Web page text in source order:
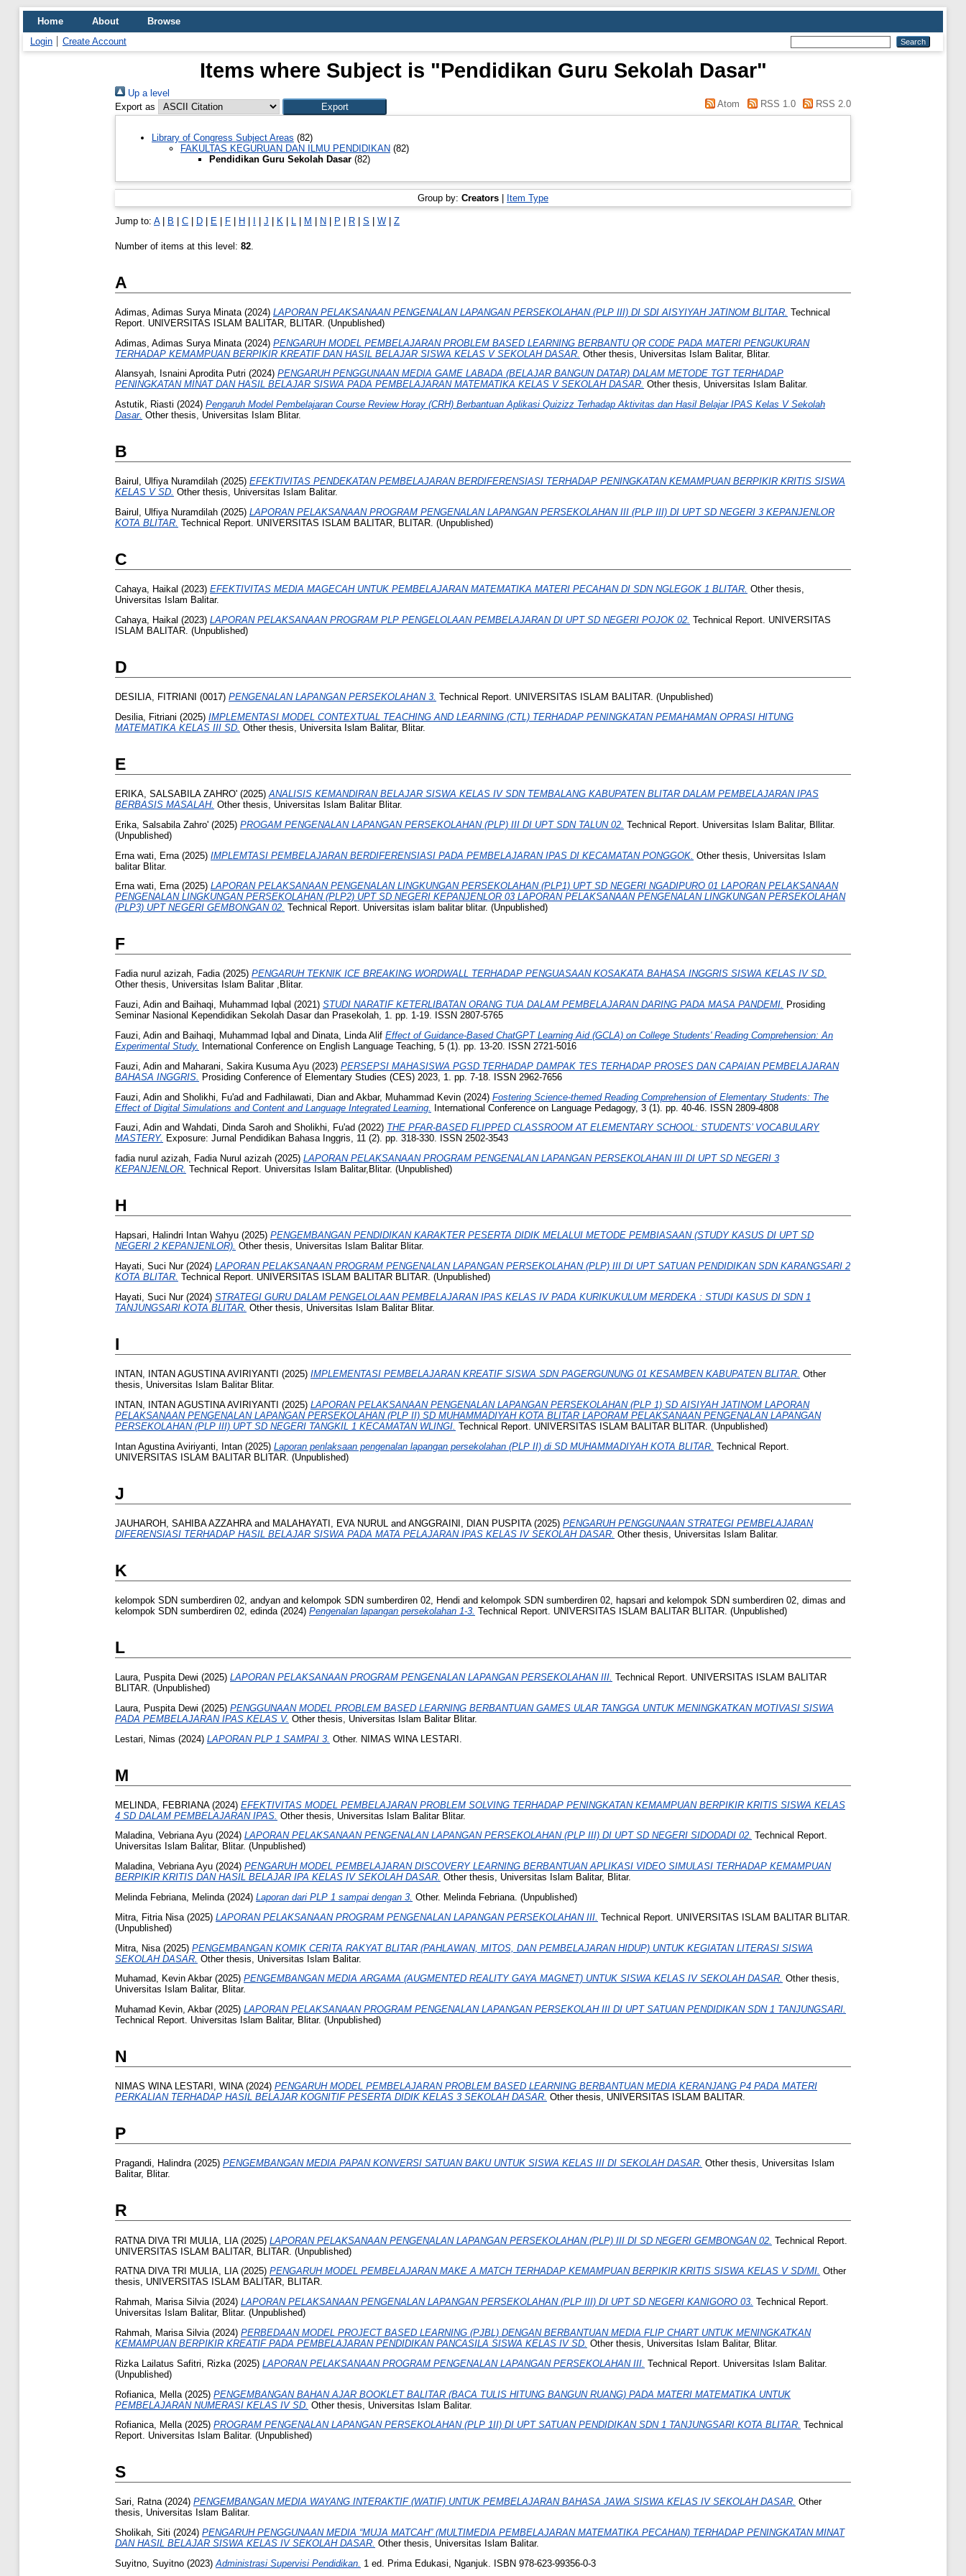
Home About
Browse
Login
Create Account
Items where Subject is "Pendidikan Guru Sekolah Dasar"
Up a level
Export as
Atom RSS 1.0 RSS 2.0
Library of Congress Subject Areas (82)
FAKULTAS KEGURUAN DAN ILMU PENDIDIKAN (82)
Pendidikan Guru Sekolah Dasar (82)
Group by: Creators | Item Type
Jump to: A| B | C | D | E | F | H | I | J | K | L | M | N | P | R | S | W | Z
Number of items at this level: 82
A
Adimas, Adimas Surya Minata (2024) LAPORAN PELAKSANAAN PENGENALAN LAPANGAN PERSEKOLAHAN (PLP III) DI SDI AISYIYAH JATINOM BLITAR. Technical
Report. UNIVERSITAS ISLAM BALITAR, BLITAR. (Unpublished)
Adimas, Adimas Surya Minata (2024) PENGARUH MODEL PEMBELAJARAN PROBLEM BASED LEARNING BERBANTU QR CODE PADA MATERI PENGUKURAN
TERHADAP KEMAMPUAN BERPIKIR KREATIF DAN HASIL BELAJAR SISWA KELAS V SEKOLAH DASAR. Other thesis, Universitas Islam Balitar, Blitar.
Alansyah, Isnaini Aprodita Putri (2024) PENGARUH PENGGUNAAN MEDIA GAME LABADA (BELAJAR BANGUN DATAR) DALAM METODE TGT TERHADAP
PENINGKATAN MINAT DAN HASIL BELAJAR SISWA PADA PEMBELAJARAN MATEMATIKA KELAS V SEKOLAH DASAR. Other thesis, Universitas Islam Balitar.
Astutik, Riasti (2024) Pengaruh Model Pembelajaran Course Review Horay (CRH) Berbantuan Aplikasi Quizizz Terhadap Aktivitas dan Hasil Belajar IPAS Kelas V Sekolah
Dasar. Other thesis, Universitas Islam Blitar.
B
Bairul, Ulfiya Nuramdilah (2025) EFEKTIVITAS PENDEKATAN PEMBELAJARAN BERDIFERENSIASI TERHADAP PENINGKATAN KEMAMPUAN BERPIKIR KRITIS SISWA
KELAS V SD. Other thesis, Universitas Islam Balitar.
Bairul, Ulfiya Nuramdilah (2025) LAPORAN PELAKSANAAN PROGRAM PENGENALAN LAPANGAN PERSEKOLAHAN III (PLP III) DI UPT SD NEGERI 3 KEPANJENLOR
KOTA BLITAR. Technical Report. UNIVERSITAS ISLAM BALITAR, BLITAR. (Unpublished)
C
Cahaya, Haikal (2023) EFEKTIVITAS MEDIA MAGECAH UNTUK PEMBELAJARAN MATEMATIKA MATERI PECAHAN DI SDN NGLEGOK 1 BLITAR. Other thesis,
Universitas Islam Balitar.
Cahaya, Haikal (2023) LAPORAN PELAKSANAAN PROGRAM PLP PENGELOLAAN PEMBELAJARAN DI UPT SD NEGERI POJOK 02. Technical Report. UNIVERSITAS
ISLAM BALITAR. (Unpublished)
D
DESILIA, FITRIANI (0017) PENGENALAN LAPANGAN PERSEKOLAHAN 3. Technical Report. UNIVERSITAS ISLAM BALITAR. (Unpublished)
Desilia, Fitriani (2025) IMPLEMENTASI MODEL CONTEXTUAL TEACHING AND LEARNING (CTL) TERHADAP PENINGKATAN PEMAHAMAN OPRASI HITUNG
MATEMATIKA KELAS III SD. Other thesis, Universita Islam Balitar, Blitar.
E
ERIKA, SALSABILA ZAHRO' (2025) ANALISIS KEMANDIRAN BELAJAR SISWA KELAS IV SDN TEMBALANG KABUPATEN BLITAR DALAM PEMBELAJARAN IPAS
BERBASIS MASALAH. Other thesis, Universitas Islam Balitar Blitar.
Erika, Salsabila Zahro' (2025) PROGAM PENGENALAN LAPANGAN PERSEKOLAHAN (PLP) III DI UPT SDN TALUN 02. Technical Report. Universitas Islam Balitar, Bllitar.
(Unpublished)
Erna wati, Erna (2025) IMPLEMTASI PEMBELAJARAN BERDIFERENSIASI PADA PEMBELAJARAN IPAS DI KECAMATAN PONGGOK. Other thesis, Universitas Islam
balitar Blitar.
Erna wati, Erna(2025) LAPORAN PELAKSANAAN PENGENALAN LINGKUNGAN PERSEKOLAHAN (PLP1) UPT SD NEGERI NGADIPURO 01 LAPORAN PELAKSANAAN
PENGENALAN LINGKUNGAN PERSEKOLAHAN (PLP2) UPT SD NEGERI KEPANJENLOR 03 LAPORAN PELAKSANAAN PENGENALAN LINGKUNGAN PERSEKOLAHAN
(PLP3) UPT NEGERI GEMBONGAN 02. Technical Report. Universitas islam balitar blitar. (Unpublished)
F
Fadia nurul azizah, Fadia(2025) PENGARUH TEKNIK ICE BREAKING WORDWALL TERHADAP PENGUASAAN KOSAKATA BAHASA INGGRIS SISWA KELAS IV SD.
Other thesis, Universitas Islam Balitar ,Blitar.
Fauzi, Adin and Baihaqi, Muhammad Iqbal (2021) STUDI NARATIF KETERLIBATAN ORANG TUA DALAM PEMBELAJARAN DARING PADA MASA PANDEMI. Prosiding
Seminar Nasional Kependidikan Sekolah Dasar dan Prasekolah, 1. pp. 1-19. ISSN 2807-5765
Fauzi, Adin and Baihaqi, Muhammad Iqbal and Dinata, Linda Alif Effect of Guidance-Based ChatGPT Learning Aid (GCLA) on College Students' Reading Comprehension: An
Experimental Study.
International Conference on English Language Teaching, 5 (1). pp. 13-20. ISSN 2721-5016
Fauzi, Adin and Maharani, Sakira Kusuma Ayu (2023) PERSEPSI MAHASISWA PGSD TERHADAP DAMPAK TES TERHADAP PROSES DAN CAPAIAN PEMBELAJARAN
BAHASA INGGRIS.
Prosiding Conference of Elementary Studies (CES) 2023, 1. pp. 7-18. ISSN 2962-7656
Fauzi, Adin and Sholikhi, Fu'ad and Fadhilawati, Dian and Akbar, Muhammad Kevin (2024) Fostering Science-themed Reading Comprehension of Elementary Students: The
Effect of Digital Simulations and Content and Language Integrated Learning. International Conference on Language Pedagogy, 3 (1). pp. 40-46. ISSN 2809-4808
Fauzi, Adin and Wahdati, Dinda Saroh and Sholikhi, Fu'ad (2022) THE PFAR-BASED FLIPPED CLASSROOM AT ELEMENTARY SCHOOL: STUDENTS’ VOCABULARY
MASTERY. Exposure: Jurnal Pendidikan Bahasa Inggris, 11 (2). pp. 318-330. ISSN 2502-3543
fadia nurul azizah, Fadia Nurul azizah (2025) LAPORAN PELAKSANAAN PROGRAM PENGENALAN LAPANGAN PERSEKOLAHAN III DI UPT SD NEGERI 3
KEPANJENLOR. Technical Report. Universitas Islam Balitar,Blitar. (Unpublished)
H
Hapsari, Halindri Intan Wahyu (2025) PENGEMBANGAN PENDIDIKAN KARAKTER PESERTA DIDIK MELALUI METODE PEMBIASAAN (STUDY KASUS DI UPT SD
NEGERI 2 KEPANJENLOR). Other thesis, Universitas Islam Balitar Blitar.
Hayati, Suci Nur(2024) LAPORAN PELAKSANAAN PROGRAM PENGENALAN LAPANGAN PERSEKOLAHAN (PLP) III DI UPT SATUAN PENDIDIKAN SDN KARANGSARI 2
KOTA BLITAR. Technical Report. UNIVERSITAS ISLAM BALITAR BLITAR. (Unpublished)
Hayati, Suci Nur(2024) STRATEGI GURU DALAM PENGELOLAAN PEMBELAJARAN IPAS KELAS IV PADA KURIKUKULUM MERDEKA : STUDI KASUS DI SDN 1
TANJUNGSARI KOTA BLITAR. Other thesis, Universitas Islam Balitar Blitar.
I
INTAN, INTAN AGUSTINA AVIRIYANTI (2025) IMPLEMENTASI PEMBELAJARAN KREATIF SISWA SDN PAGERGUNUNG 01 KESAMBEN KABUPATEN BLITAR. Other
thesis, Universitas Islam Balitar Blitar.
INTAN, INTAN AGUSTINA AVIRIYANTI (2025) LAPORAN PELAKSANAAN PENGENALAN LAPANGAN PERSEKOLAHAN (PLP 1) SD AISIYAH JATINOM LAPORAN
PELAKSANAAN PENGENALAN LAPANGAN PERSEKOLAHAN (PLP II) SD MUHAMMADIYAH KOTA BLITAR LAPORAM PELAKSANAAN PENGENALAN LAPANGAN
PERSEKOLAHAN (PLP III) UPT SD NEGERI TANGKIL 1 KECAMATAN WLINGI. Technical Report. UNIVERSITAS ISLAM BALITAR BLITAR. (Unpublished)
Intan Agustina Aviriyanti, Intan (2025) Laporan penlaksaan pengenalan lapangan persekolahan (PLP II) di SD MUHAMMADIYAH KOTA BLITAR. Technical Report.
UNIVERSITAS ISLAM BALITAR BLITAR. (Unpublished)
J
JAUHAROH, SAHIBA AZZAHRAand MALAHAYATI, EVA NURUL and ANGGRAINI, DIAN PUSPITA(2025) PENGARUH PENGGUNAAN STRATEGI PEMBELAJARAN
DIFERENSIASI TERHADAP HASIL BELAJAR SISWA PADA MATA PELAJARAN IPAS KELAS IV SEKOLAH DASAR. Other thesis, Universitas Islam Balitar.
K
kelompok SDN sumberdiren 02, andyan and kelompok SDN sumberdiren 02, Hendi and kelompok SDN sumberdiren 02, hapsari and kelompok SDN sumberdiren 02, dimas and
kelompok SDN sumberdiren 02, edinda (2024) Pengenalan lapangan persekolahan 1-3. Technical Report. UNIVERSITAS ISLAM BALITAR BLITAR. (Unpublished)
L
Laura, Puspita Dewi (2025) LAPORAN PELAKSANAAN PROGRAM PENGENALAN LAPANGAN PERSEKOLAHAN III. Technical Report. UNIVERSITAS ISLAM BALITAR
BLITAR. (Unpublished)
Laura, Puspita Dewi (2025) PENGGUNAAN MODEL PROBLEM BASED LEARNING BERBANTUAN GAMES ULAR TANGGA UNTUK MENINGKATKAN MOTIVASI SISWA
PADA PEMBELAJARAN IPAS KELAS V. Other thesis, Universitas Islam Balitar Blitar.
Lestari, Nimas (2024) LAPORAN PLP 1 SAMPAI 3. Other. NIMAS WINA LESTARI.
M
MELINDA, FEBRIANA(2024) EFEKTIVITAS MODEL PEMBELAJARAN PROBLEM SOLVING TERHADAP PENINGKATAN KEMAMPUAN BERPIKIR KRITIS SISWA KELAS
4 SD DALAM PEMBELAJARAN IPAS. Other thesis, Universitas Islam Balitar Blitar.
Maladina, Vebriana Ayu (2024) LAPORAN PELAKSANAAN PENGENALAN LAPANGAN PERSEKOLAHAN (PLP III) DI UPT SD NEGERI SIDODADI 02. Technical Report.
Universitas Islam Balitar, Blitar. (Unpublished)
Maladina, Vebriana Ayu (2024) PENGARUH MODEL PEMBELAJARAN DISCOVERY LEARNING BERBANTUAN APLIKASI VIDEO SIMULASI TERHADAP KEMAMPUAN
BERPIKIR KRITIS DAN HASIL BELAJAR IPA KELAS IV SEKOLAH DASAR. Other thesis, Universitas Islam Balitar, Blitar.
Melinda Febriana, Melinda(2024) Laporan dari PLP 1 sampai dengan 3. Other. Melinda Febriana. (Unpublished)
Mitra, Fitria Nisa (2025) LAPORAN PELAKSANAAN PROGRAM PENGENALAN LAPANGAN PERSEKOLAHAN III. Technical Report. UNIVERSITAS ISLAM BALITAR BLITAR.
(Unpublished)
Mitra, Nisa (2025) PENGEMBANGAN KOMIK CERITA RAKYAT BLITAR (PAHLAWAN, MITOS, DAN PEMBELAJARAN HIDUP) UNTUK KEGIATAN LITERASI SISWA
SEKOLAH DASAR. Other thesis, Universitas Islam Balitar.
Muhamad, Kevin Akbar(2025) PENGEMBANGAN MEDIA ARGAMA (AUGMENTED REALITY GAYA MAGNET) UNTUK SISWA KELAS IV SEKOLAH DASAR. Other thesis,
Universitas Islam Balitar, Blitar.
Muhamad Kevin, Akbar(2025) LAPORAN PELAKSANAAN PROGRAM PENGENALAN LAPANGAN PERSEKOLAH III DI UPT SATUAN PENDIDIKAN SDN 1 TANJUNGSARI.
Technical Report. Universitas Islam Balitar, Blitar. (Unpublished)
N
NIMAS WINA LESTARI, WINA(2024) PENGARUH MODEL PEMBELAJARAN PROBLEM BASED LEARNING BERBANTUAN MEDIA KERANJANG P4 PADA MATERI
PERKALIAN TERHADAP HASIL BELAJAR KOGNITIF PESERTA DIDIK KELAS 3 SEKOLAH DASAR. Other thesis, UNIVERSITAS ISLAM BALITAR.
P
Pragandi, Halindra(2025) PENGEMBANGAN MEDIA PAPAN KONVERSI SATUAN BAKU UNTUK SISWA KELAS III DI SEKOLAH DASAR. Other thesis, Universitas Islam
Balitar, Blitar.
R
RATNA DIVA TRI MULIA, LIA(2025) LAPORAN PELAKSANAAN PENGENALAN LAPANGAN PERSEKOLAHAN (PLP) III DI SD NEGERI GEMBONGAN 02. Technical Report.
UNIVERSITAS ISLAM BALITAR, BLITAR. (Unpublished)
RATNA DIVA TRI MULIA, LIA(2025) PENGARUH MODEL PEMBELAJARAN MAKE A MATCH TERHADAP KEMAMPUAN BERPIKIR KRITIS SISWA KELAS V SD/MI. Other
thesis, UNIVERSITAS ISLAM BALITAR, BLITAR.
Rahmah, Marisa Silvia(2024) LAPORAN PELAKSANAAN PENGENALAN LAPANGAN PERSEKOLAHAN (PLP III) DI UPT SD NEGERI KANIGORO 03. Technical Report.
Universitas Islam Balitar, Blitar. (Unpublished)
Rahmah, Marisa Silvia (2024) PERBEDAAN MODEL PROJECT BASED LEARNING (PJBL) DENGAN BERBANTUAN MEDIA FLIP CHART UNTUK MENINGKATKAN
KEMAMPUAN BERPIKIR KREATIF PADA PEMBELAJARAN PENDIDIKAN PANCASILA SISWA KELAS IV SD. Other thesis, Universitas Islam Balitar, Blitar.
Rizka Lailatus Safitri, Rizka (2025) LAPORAN PELAKSANAAN PROGRAM PENGENALAN LAPANGAN PERSEKOLAHAN III. Technical Report. Universitas Islam Balitar.
(Unpublished)
Rofianica, Mella (2025) PENGEMBANGAN BAHAN AJAR BOOKLET BALITAR (BACA TULIS HITUNG BANGUN RUANG) PADA MATERI MATEMATIKA UNTUK
PEMBELAJARAN NUMERASI KELAS IV SD. Other thesis, Universitas Islam Balitar.
Rofianica, Mella(2025) PROGRAM PENGENALAN LAPANGAN PERSEKOLAHAN (PLP 1II) DI UPT SATUAN PENDIDIKAN SDN 1 TANJUNGSARI KOTA BLITAR. Technical
Report. Universitas Islam Balitar. (Unpublished)
S
Sari, Ratna(2024) PENGEMBANGAN MEDIA WAYANG INTERAKTIF (WATIF) UNTUK PEMBELAJARAN BAHASA JAWA SISWA KELAS IV SEKOLAH DASAR. Other
thesis, Universitas Islam Balitar.
Sholikah, Siti (2024) PENGARUH PENGGUNAAN MEDIA “MUJA MATCAH” (MULTIMEDIA PEMBELAJARAN MATEMATIKA PECAHAN) TERHADAP PENINGKATAN MINAT
DAN HASIL BELAJAR SISWA KELAS IV SEKOLAH DASAR. Other thesis, Universitas Islam Balitar.
Suyitno, Suyitno (2023)Administrasi Supervisi Pendidikan. 1 ed. Prima Edukasi, Nganjuk. ISBN 978-623-99356-0-3